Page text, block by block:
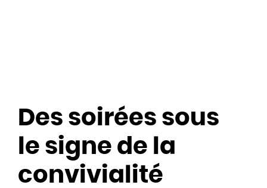
Des soirées sous
le signe de la
convivialité